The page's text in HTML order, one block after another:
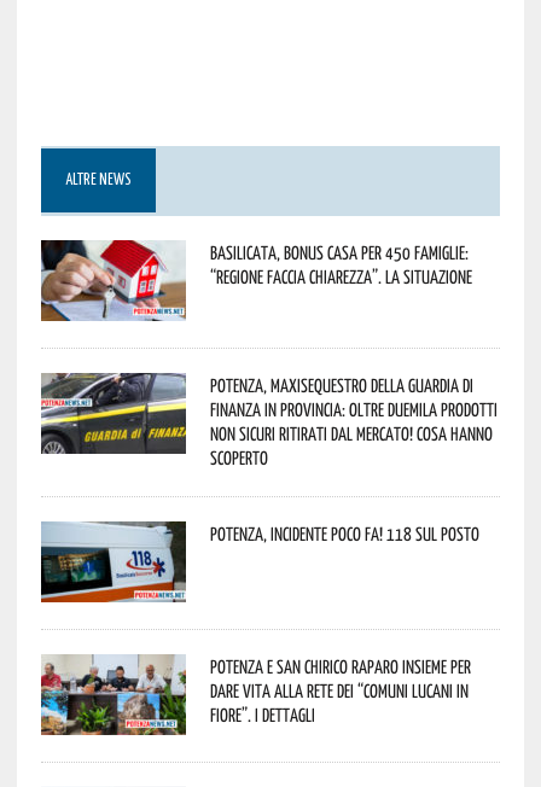
ALTRE NEWS
Basilicata, Bonus casa per 450 famiglie:
“Regione faccia chiarezza”. La situazione
Potenza, maxisequestro della Guardia di
Finanza in provincia: oltre duemila prodotti
non sicuri ritirati dal mercato! Cosa hanno
scoperto
Potenza, incidente poco fa! 118 sul posto
Potenza e San Chirico Raparo insieme per
dare vita alla rete dei “Comuni Lucani in
Fiore”. I dettagli